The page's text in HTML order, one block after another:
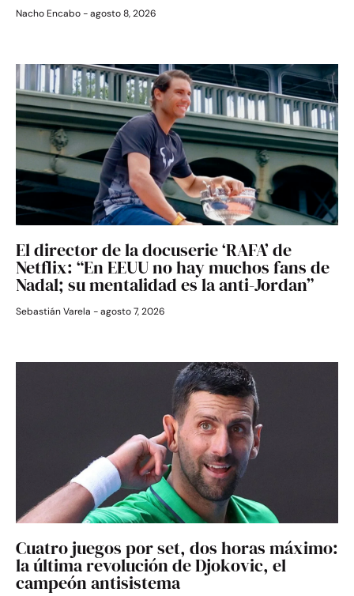
Nacho Encabo agosto 8, 2026
El director de la docuserie ‘RAFA’ de
Netflix: “En EEUU no hay muchos fans de
Nadal; su mentalidad es la anti-Jordan”
Sebastián Varela agosto 7, 2026
Cuatro juegos por set, dos horas máximo:
la última revolución de Djokovic, el
campeón antisistema